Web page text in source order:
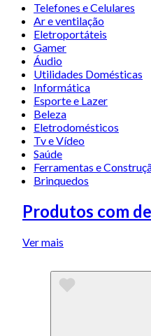
Telefones e Celulares
Ar e ventilação
Eletroportáteis
Gamer
Áudio
Utilidades Domésticas
Informática
Esporte e Lazer
Beleza
Eletrodomésticos
Tv e Vídeo
Saúde
Ferramentas e
Brinquedos
Produtos com
Ver mais